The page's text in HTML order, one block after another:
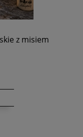
z misiem